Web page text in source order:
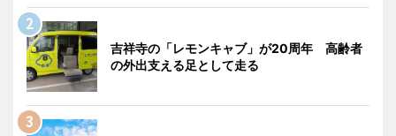
吉祥寺の「レモンキャブ」が20周年 高齢者
の外出支える足として走る